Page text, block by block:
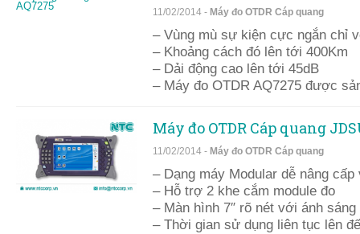
11/02/2014 - Máy đo OTDR Cáp quang
– Vùng mù sự kiện cực ngắn chỉ
– Khoảng cách đó lên tới 400Km
– Dải động cao lên tới 45dB
– Máy đo OTDR AQ7275 được
Máy đo OTDR Cáp quang
11/02/2014 - Máy đo OTDR Cáp quang
– Dạng máy Modular dễ nâng
– Hỗ trợ 2 khe cắm module đo
– Màn hình 7″ rõ nét với ánh
– Thời gian sử dụng liên tục lên